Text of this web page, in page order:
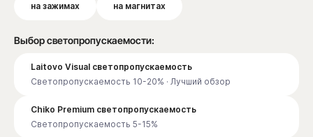
на зажимах на магнитах
Выбор светопропускаемости:
Laitovo Visual светопропускаемость
Светопропускаемость 10-20% · Лучший обзор
Chiko Premium светопропускаемость
Светопропускаемость 5-15%